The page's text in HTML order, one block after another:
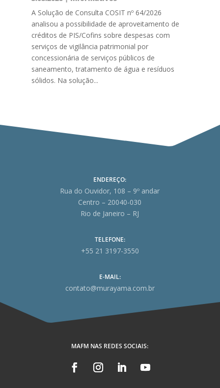
A Solução de Consulta COSIT nº 64/2026
analisou a possibilidade de aproveitamento de
créditos de PIS/Cofins sobre despesas com
serviços de vigilância patrimonial por
concessionária de serviços públicos de
saneamento, tratamento de água e resíduos
sólidos. Na solução...
ENDEREÇO:
Rua do Ouvidor, 108 – 9º andar
Centro – 20040-030
Rio de Janeiro – RJ
TELEFONE:
+55 21 3197-3550
E-MAIL:
contato@murayama.com.br
MAFM NAS REDES SOCIAIS: